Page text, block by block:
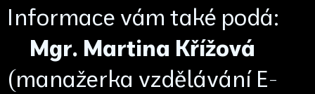
Informace vám také podá:
Mgr. Martina Křížová
(manažerka vzdělávání E-